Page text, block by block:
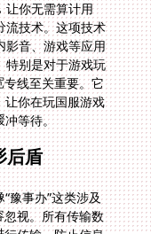
冲等待。
后盾
豫事办”这类涉及
视。所有传输数
传输，防止信息
这层保护让你在
外，再稳定的技
与实时保障体系
队的服务商，能
解决你遇到的任